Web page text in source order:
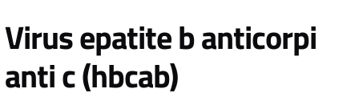
Virus epatite b anticorpi
anti c (hbcab)